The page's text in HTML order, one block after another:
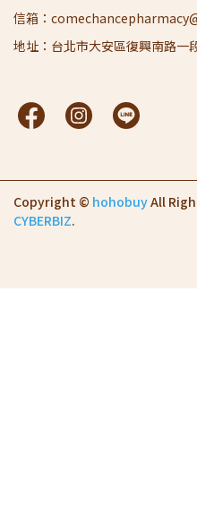
信箱：
地址：台北市大安區復興南路一
Copyright © hohobuyAll
CYBERBIZ.